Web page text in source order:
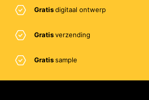
Gratisdigitaal ontwerp
Gratisverzending
Gratissample